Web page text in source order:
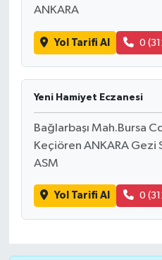
ANKARA
Yol Tarifi Al 0
Yeni Hamiyet Eczanesi
Bağlarbaşı Mah.Bursa
Keçiören ANKARA Gezi
ASM
Yol Tarifi Al 0